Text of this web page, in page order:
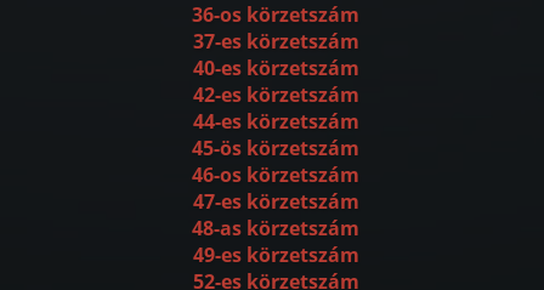
36-os körzetszám
37-es körzetszám
40-es körzetszám
42-es körzetszám
44-es körzetszám
45-ös körzetszám
46-os körzetszám
47-es körzetszám
48-as körzetszám
49-es körzetszám
52-es körzetszám